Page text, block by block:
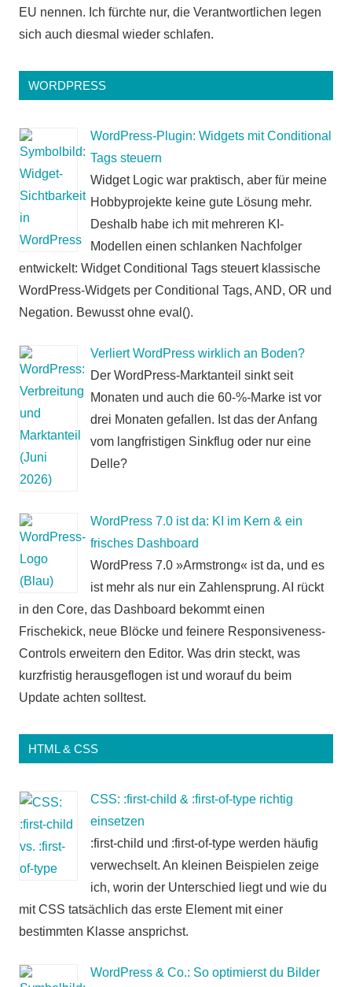
EU nennen. Ich fürchte nur, die Verantwortlichen legen
sich auch diesmal wieder schlafen.
WORDPRESS
WordPress-Plugin: Widgets mit Conditional
Tags steuern
Widget Logic war praktisch, aber für meine
Hobbyprojekte keine gute Lösung mehr.
Deshalb habe ich mit mehreren KI-
Modellen einen schlanken Nachfolger
entwickelt: Widget Conditional Tags steuert klassische
WordPress-Widgets per Conditional Tags, AND, OR und
Negation. Bewusst ohne eval().
Verliert WordPress wirklich an Boden?
Der WordPress-Marktanteil sinkt seit
Monaten und auch die 60-%-Marke ist vor
drei Monaten gefallen. Ist das der Anfang
vom langfristigen Sinkflug oder nur eine
Delle?
WordPress 7.0 ist da: KI im Kern & ein
frisches Dashboard
WordPress 7.0 »Armstrong« ist da, und es
ist mehr als nur ein Zahlensprung. AI rückt
in den Core, das Dashboard bekommt einen
Frischekick, neue Blöcke und feinere Responsiveness-
Controls erweitern den Editor. Was drin steckt, was
kurzfristig herausgeflogen ist und worauf du beim
Update achten solltest.
HTML & CSS
CSS: :first-child & :first-of-type richtig
einsetzen
:first-child und :first-of-type werden häufig
verwechselt. An kleinen Beispielen zeige
ich, worin der Unterschied liegt und wie du
mit CSS tatsächlich das erste Element mit einer
bestimmten Klasse ansprichst.
WordPress & Co.: So optimierst du Bilder